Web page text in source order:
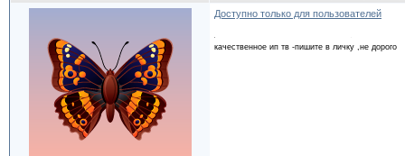
Доступно только для пользователей
качественное ип тв -пишите в личку ,не дорого